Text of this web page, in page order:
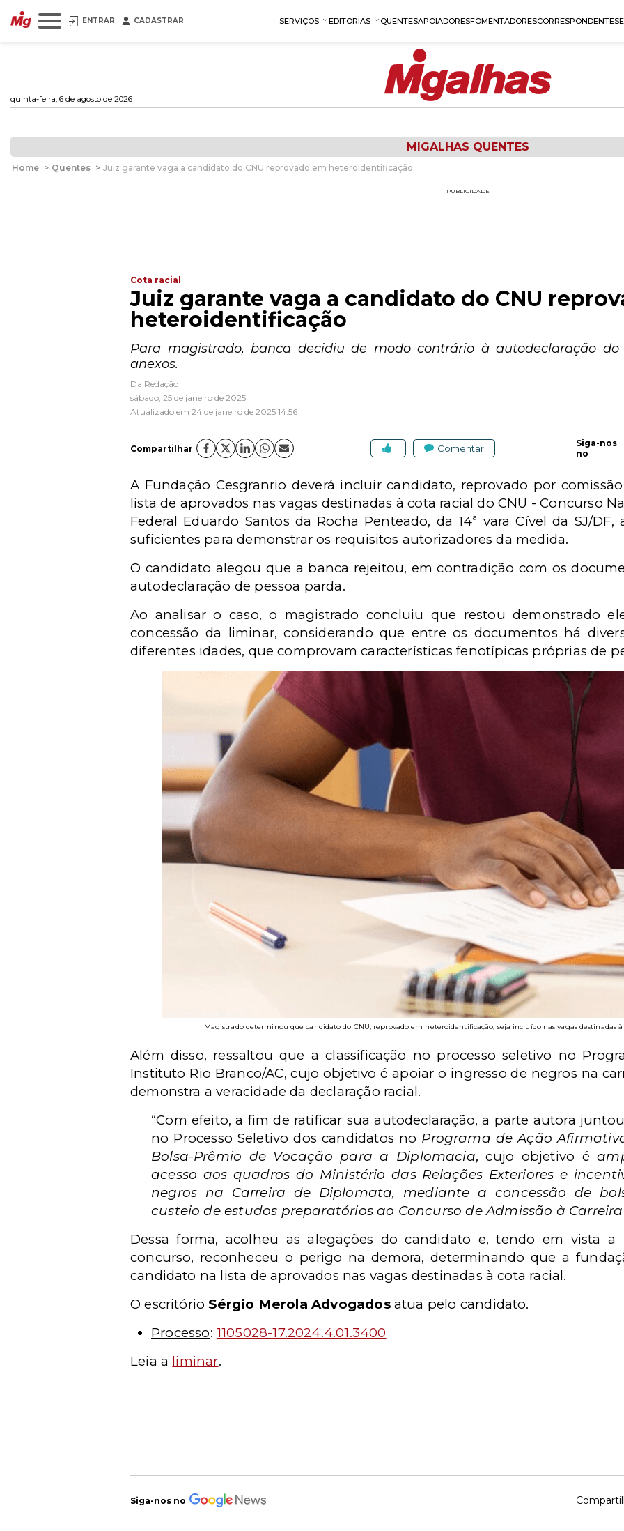
ENTRAR CADASTRAR SERVIÇOS EDITORIAS QUENTESAPOIADORESFOMENTADORESCORRESPONDENTES
quinta-feira, 6 de agosto de 2026
MIGALHAS QUENTES
Home > Quentes > Juiz garante vaga a candidato do CNU reprovado em heteroidentificação
PUBLICIDADE
Cota racial
Juiz garante vaga a candidato do CNU
heteroidentificação
Para magistrado, banca decidiu de modo contrário à autodeclaração
anexos.
Da Redação
sábado, 25 de janeiro de 2025
Atualizado em 24 de janeiro de 2025 14:56
Compartilhar Comentar
Siga-nos
no
A Fundação Cesgranrio deverá incluir candidato, reprovado por
lista de aprovados nas vagas destinadas à cota racial do CNU - Concurso
Federal Eduardo Santos da Rocha Penteado, da 14ª vara Cível da SJ/
suficientes para demonstrar os requisitos autorizadores da medida.
O candidato alegou que a banca rejeitou, em contradição com os
autodeclaração de pessoa parda.
Ao analisar o caso, o magistrado concluiu que restou demonstrado
concessão da liminar, considerando que entre os documentos há
diferentes idades, que comprovam características fenotípicas próprias de
Magistrado determinou que candidato do CNU, reprovado em heteroidentificação, seja incluído nas vagas destinadas
Além disso, ressaltou que a classificação no processo seletivo no
Instituto Rio Branco/AC, cujo objetivo é apoiar o ingresso de negros na
demonstra a veracidade da declaração racial.
“Com efeito, a fim de ratificar sua autodeclaração, a parte autora
no Processo Seletivo dos candidatos no Programa de Ação
Bolsa-Prêmio de Vocação para a Diplomacia, cujo objetivo é
acesso aos quadros do Ministério das Relações Exteriores e
negros na Carreira de Diplomata, mediante a concessão de
custeio de estudos preparatórios ao Concurso de Admissão à
Dessa forma, acolheu as alegações do candidato e, tendo em vista
concurso, reconheceu o perigo na demora, determinando que a
candidato na lista de aprovados nas vagas destinadas à cota racial.
O escritórioSérgio Merola Advogadosatua pelo candidato.
Processo: 1105028-17.2024.4.01.3400
Leia a liminar.
Siga-nos no